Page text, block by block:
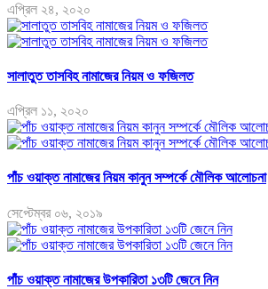
এপ্রিল ২৪, ২০২০
সালাতুত তাসবিহ নামাজের নিয়ম ও ফজিলত
এপ্রিল ১১, ২০২০
পাঁচ ওয়াক্ত নামাজের নিয়ম কানুন সম্পর্কে মৌলিক আলোচনা
সেপ্টেম্বর ০৬, ২০১৯
পাঁচ ওয়াক্ত নামাজের উপকারিতা ১৩টি জেনে নিন